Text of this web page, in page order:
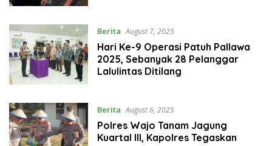
Berita August 7, 2025
Hari Ke-9 Operasi Patuh Pallawa
2025, Sebanyak 28 Pelanggar
Lalulintas Ditilang
Berita August 6, 2025
Polres Wajo Tanam Jagung
Kuartal III, Kapolres Tegaskan